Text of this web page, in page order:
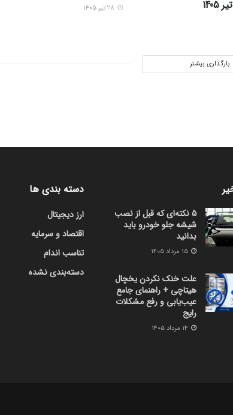
بارگذاری بیشتر
5 نکته‌ای که قبل از نصب
شیشه جلو خودرو باید
بدانید
۱۵ مرداد ۱۴۰۵
علت خنک نکردن یخچال
هیتاچی + راهنمای جامع
عیب‌یابی و رفع مشکلات
رایج
دسته بندی ها
ارز دیجیتال
اقتصاد و سرمایه
تناسب اندام
دسته‌بندی نشده